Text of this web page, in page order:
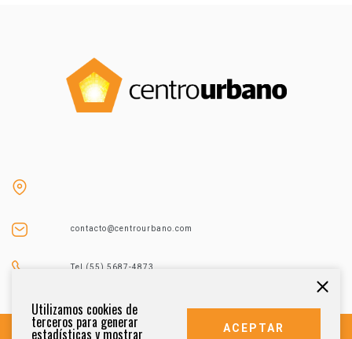
contacto@centrourbano.com
Tel (55) 5687-4873
Utilizamos cookies de
terceros para generar
estadísticas y mostrar ACEPTAR